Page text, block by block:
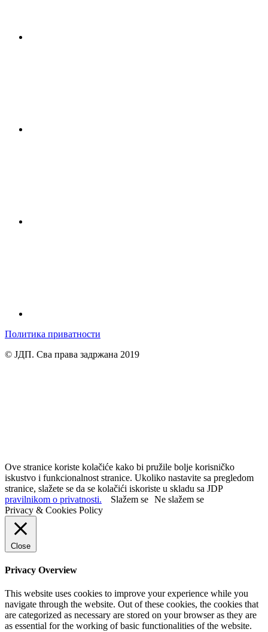
Политика приватности
© ЈДП. Сва права задржана 2019
Ove stranice koriste kolačiće kako bi pružile bolje korisničko
iskustvo i funkcionalnost stranice. Ukoliko nastavite sa pregledom
stranice, slažete se da se kolačići iskoriste u skladu sa JDP
pravilnikom o privatnosti.
Slažem se Ne slažem se
Privacy & Cookies Policy
Close
Privacy Overview
This website uses cookies to improve your experience while you
navigate through the website. Out of these cookies, the cookies that
are categorized as necessary are stored on your browser as they are
as essential for the working of basic functionalities of the website.